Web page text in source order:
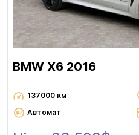
BMW X6 2016
137000 км
Автомат